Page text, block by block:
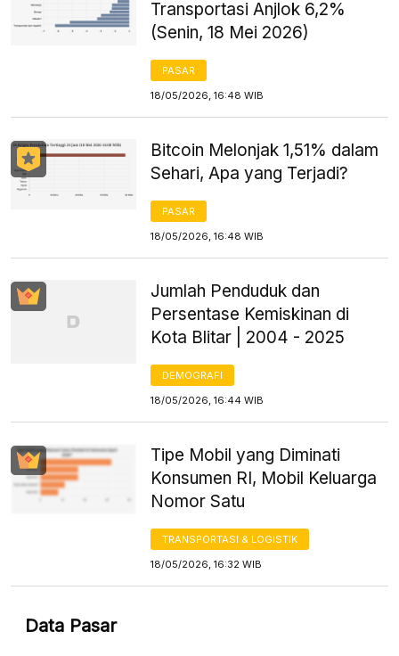
Transportasi Anjlok 6,2%
(Senin, 18 Mei 2026)
PASAR
18/05/2026, 16:48 WIB
Bitcoin Melonjak 1,51% dalam
Sehari, Apa yang Terjadi?
PASAR
18/05/2026, 16:48 WIB
Jumlah Penduduk dan
Persentase Kemiskinan di
Kota Blitar | 2004 - 2025
DEMOGRAFI
18/05/2026, 16:44 WIB
Tipe Mobil yang Diminati
Konsumen RI, Mobil Keluarga
Nomor Satu
TRANSPORTASI & LOGISTIK
18/05/2026, 16:32 WIB
Data Pasar